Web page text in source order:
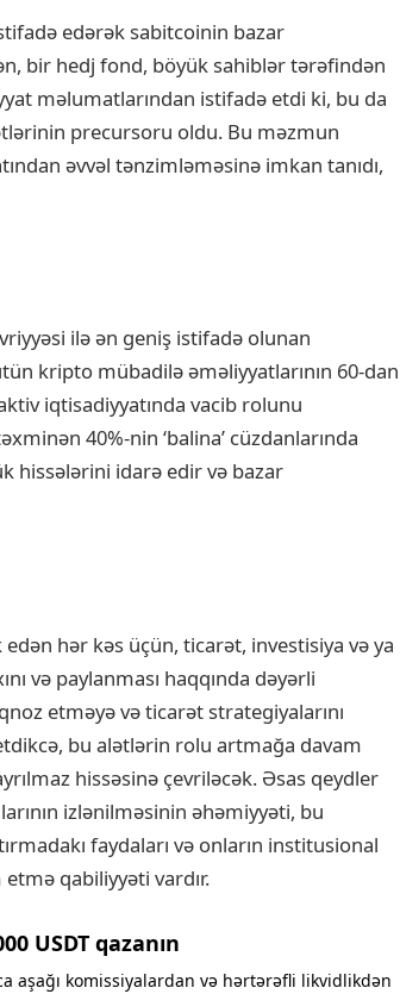
edərək sabitcoinin bazar
bir hedj fond, böyük sahiblər tərəfindən
məlumatlarından istifadə etdi ki, bu da
precursoru oldu. Bu məzmun
əvvəl tənzimləməsinə imkan tanıdı,
ilə ən geniş istifadə olunan
kripto mübadilə əməliyyatlarının 60-dan
iqtisadiyyatında vacib rolunu
40%-nin ‘balina’ cüzdanlarında
hissələrini idarə edir və bazar
hər kəs üçün, ticarət, investisiya və ya
və paylanması haqqında dəyərli
etməyə və ticarət strategiyalarını
bu alətlərin rolu artmağa davam
hissəsinə çevriləcək. Əsas qeydler
izlənilməsinin əhəmiyyəti, bu
faydaları və onların institusional
qabiliyyəti vardır.
USDT qazanın
komissiyalardan və hərtərəfli likvidlikdən